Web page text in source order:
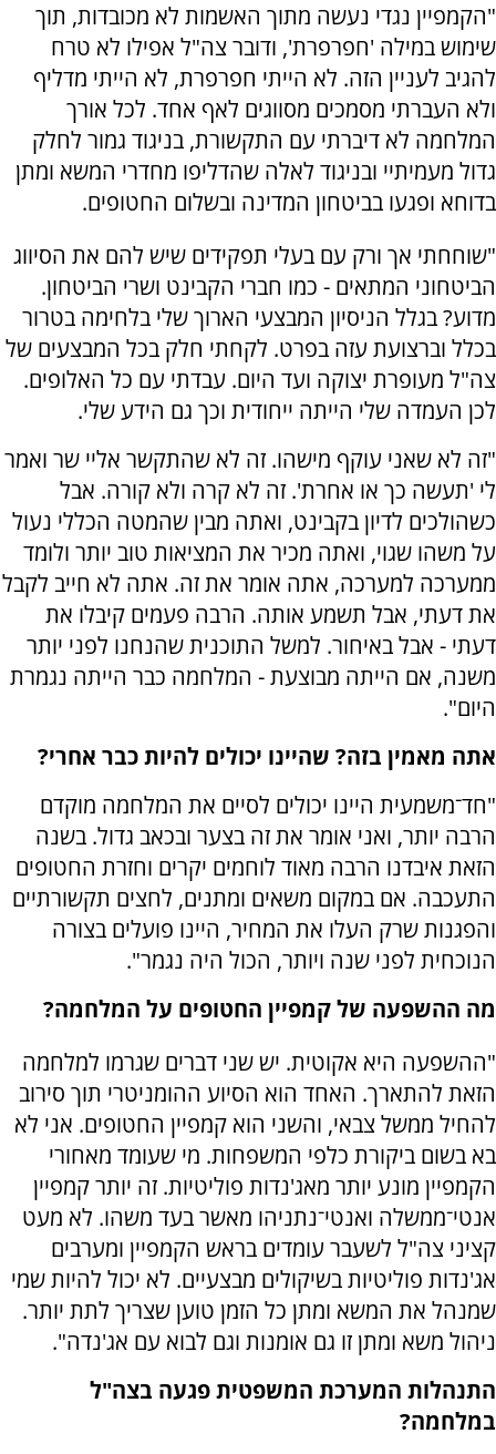
"הקמפיין נגדי נעשה מתוך האשמות לא מכובדות, תוך
שימוש במילה 'חפרפרת', ודובר צה"ל אפילו לא טרח
להגיב לעניין הזה. לא הייתי חפרפרת, לא הייתי מדליף
ולא העברתי מסמכים מסווגים לאף אחד. לכל אורך
המלחמה לא דיברתי עם התקשורת, בניגוד גמור לחלק
גדול מעמיתיי ובניגוד לאלה שהדליפו מחדרי המשא ומתן
בדוחא ופגעו בביטחון המדינה ובשלום החטופים.
"שוחחתי אך ורק עם בעלי תפקידים שיש להם את הסיווג
הביטחוני המתאים - כמו חברי הקבינט ושרי הביטחון.
מדוע? בגלל הניסיון המבצעי הארוך שלי בלחימה בטרור
בכלל וברצועת עזה בפרט. לקחתי חלק בכל המבצעים של
צה"ל מעופרת יצוקה ועד היום. עבדתי עם כל האלופים.
לכן העמדה שלי הייתה ייחודית וכך גם הידע שלי.
"זה לא שאני עוקף מישהו. זה לא שהתקשר אליי שר ואמר
לי 'תעשה כך או אחרת'. זה לא קרה ולא קורה. אבל
כשהולכים לדיון בקבינט, ואתה מבין שהמטה הכללי נעול
על משהו שגוי, ואתה מכיר את המציאות טוב יותר ולומד
ממערכה למערכה, אתה אומר את זה. אתה לא חייב לקבל
את דעתי, אבל תשמע אותה. הרבה פעמים קיבלו את
דעתי - אבל באיחור. למשל התוכנית שהנחנו לפני יותר
משנה, אם הייתה מבוצעת - המלחמה כבר הייתה נגמרת
היום".
אתה מאמין בזה? שהיינו יכולים להיות כבר אחרי?
"חד־משמעית היינו יכולים לסיים את המלחמה מוקדם
הרבה יותר, ואני אומר את זה בצער ובכאב גדול. בשנה
הזאת איבדנו הרבה מאוד לוחמים יקרים וחזרת החטופים
התעכבה. אם במקום משאים ומתנים, לחצים תקשורתיים
והפגנות שרק העלו את המחיר, היינו פועלים בצורה
הנוכחית לפני שנה ויותר, הכול היה נגמר".
מה ההשפעה של קמפיין החטופים על המלחמה?
"ההשפעה היא אקוטית. יש שני דברים שגרמו למלחמה
הזאת להתארך. האחד הוא הסיוע ההומניטרי תוך סירוב
להחיל ממשל צבאי, והשני הוא קמפיין החטופים. אני לא
בא בשום ביקורת כלפי המשפחות. מי שעומד מאחורי
הקמפיין מונע יותר מאג'נדות פוליטיות. זה יותר קמפיין
אנטי־ממשלה ואנטי־נתניהו מאשר בעד משהו. לא מעט
קציני צה"ל לשעבר עומדים בראש הקמפיין ומערבים
אג'נדות פוליטיות בשיקולים מבצעיים. לא יכול להיות שמי
שמנהל את המשא ומתן כל הזמן טוען שצריך לתת יותר.
ניהול משא ומתן זו גם אומנות וגם לבוא עם אג'נדה".
התנהלות המערכת המשפטית פגעה בצה"ל
במלחמה?